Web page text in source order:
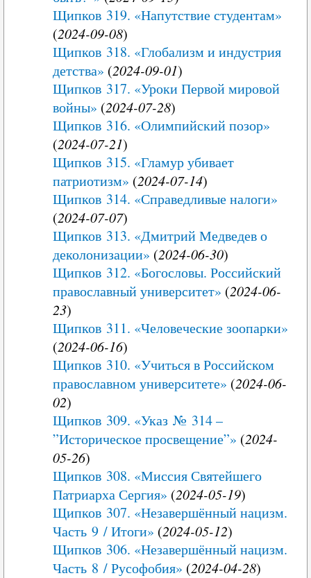
Щипков 319. «Напутствие студентам»
(2024-09-08)
Щипков 318. «Глобализм и индустрия
детства» (2024-09-01)
Щипков 317. «Уроки Первой мировой
войны» (2024-07-28)
Щипков 316. «Олимпийский позор»
(2024-07-21)
Щипков 315. «Гламур убивает
патриотизм» (2024-07-14)
Щипков 314. «Справедливые налоги»
(2024-07-07)
Щипков 313. «Дмитрий Медведев о
деколонизации» (2024-06-30)
Щипков 312. «Богословы. Российский
православный университет» (2024-06-
23)
Щипков 311. «Человеческие зоопарки»
(2024-06-16)
Щипков 310. «Учиться в Российском
православном университете» (2024-06-
02)
Щипков 309. «Указ № 314 –
”Историческое просвещение”» (2024-
05-26)
Щипков 308. «Миссия Святейшего
Патриарха Сергия» (2024-05-19)
Щипков 307. «Незавершённый нацизм.
Часть 9 / Итоги» (2024-05-12)
Щипков 306. «Незавершённый нацизм.
Часть 8 / Русофобия» (2024-04-28)